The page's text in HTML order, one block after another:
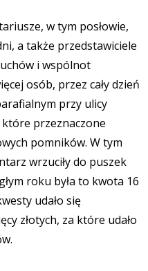
w tym posłowie,
a także przedstawiciele
i wspólnot
osób, przez cały dzień
przy ulicy
które przeznaczone
pomników. W tym
wrzuciły do puszek
roku była to kwota 16
udało się
złotych, za które udało